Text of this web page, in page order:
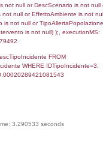
cod_territori_tipologia
SELECT